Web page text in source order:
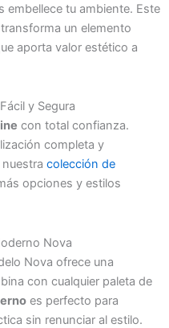
embellece tu ambiente. Este
transforma un elemento
aporta valor estético a
y Segura
con total confianza.
completa y
colección de
opciones y estilos
Nova
Nova ofrece una
con cualquier paleta de
es perfecto para
sin renunciar al estilo.